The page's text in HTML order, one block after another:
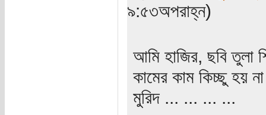
৯:৫৩অপরাহ্ন)
আমি হাজির, ছবি তুলা
কামের কাম কিচ্ছু হয়
মুরিদ ... ... ... ...